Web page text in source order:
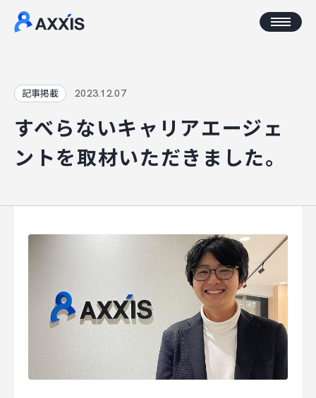
CORPORATE
SERVICE
AXXISのサービス
マジキャリ
すべらないキャリアエージェント
記事掲載 2023.12.07
すべらないキャリアエージェ
ントを取材いただきました。